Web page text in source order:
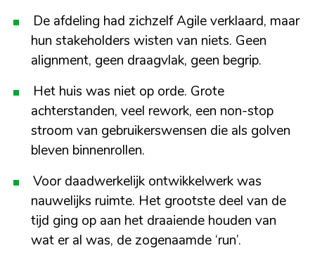
De afdeling had zichzelf Agile verklaard, maar
hun stakeholders wisten van niets. Geen
alignment, geen draagvlak, geen begrip.
Het huis was niet op orde. Grote
achterstanden, veel rework, een non-stop
stroom van gebruikerswensen die als golven
bleven binnenrollen.
Voor daadwerkelijk ontwikkelwerk was
nauwelijks ruimte. Het grootste deel van de
tijd ging op aan het draaiende houden van
wat er al was, de zogenaamde ‘run’.